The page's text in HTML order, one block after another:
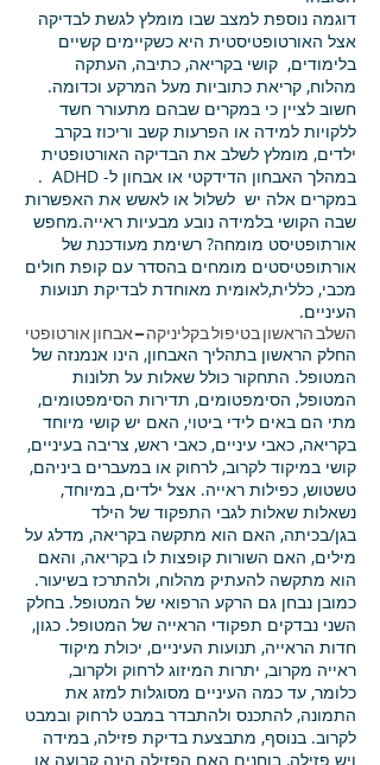
דוגמה נוספת למצב שבו מומלץ לגשת לבדיקה
אצל האורטופטיסטית היא כשקיימים קשיים
בלימודים, קושי בקריאה, כתיבה, העתקה
מהלוח, קריאת כתוביות מעל המרקע וכדומה.
חשוב לציין כי במקרים שבהם מתעורר חשד
ללקויות למידה או הפרעות קשב וריכוז בקרב
ילדים, מומלץ לשלב את הבדיקה האורטופטית
במהלך האבחון הדידקטי או אבחון ל- ADHD .
במקרים אלה יש לשלול או לאשש את האפשרות
שבה הקושי בלמידה נובע מבעיות ראייה.מחפש
אורתופטיסט מומחה? רשימת מעודכנת של
אורתופטיסטים מומחים בהסדר עם קופת חולים
מכבי, כללית,לאומית מאוחדת לבדיקת תנועות
העיניים.
השלב הראשון בטיפול בקליניקה – אבחון אורטופטי
החלק הראשון בתהליך האבחון, הינו אנמנזה של
המטופל. התחקור כולל שאלות על תלונות
המטופל, הסימפטומים, תדירות הסימפטומים,
מתי הם באים לידי ביטוי, האם יש קושי מיוחד
בקריאה, כאבי עיניים, כאבי ראש, צריבה בעיניים,
קושי במיקוד לקרוב, לרחוק או במעברים ביניהם,
טשטוש, כפילות ראייה. אצל ילדים, במיוחד,
נשאלות שאלות לגבי התפקוד של הילד
בגן/בכיתה, האם הוא מתקשה בקריאה, מדלג על
מילים, האם השורות קופצות לו בקריאה, והאם
הוא מתקשה להעתיק מהלוח, ולהתרכז בשיעור.
כמובן נבחן גם הרקע הרפואי של המטופל. בחלק
השני נבדקים תפקודי הראייה של המטופל. כגון,
חדות הראייה, תנועות העיניים, יכולת מיקוד
ראייה מקרוב, יתרות המיזוג לרחוק ולקרוב,
כלומר, עד כמה העיניים מסוגלות למזג את
התמונה, להתכנס ולהתבדר במבט לרחוק ובמבט
לקרוב. בנוסף, מתבצעת בדיקת פזילה, במידה
ויש פזילה, בוחנים האם הפזילה הינה קבועה או